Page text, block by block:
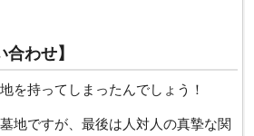
合わせ】
を持ってしまったんでしょう！
地ですが、最後は人対人の真摯な関